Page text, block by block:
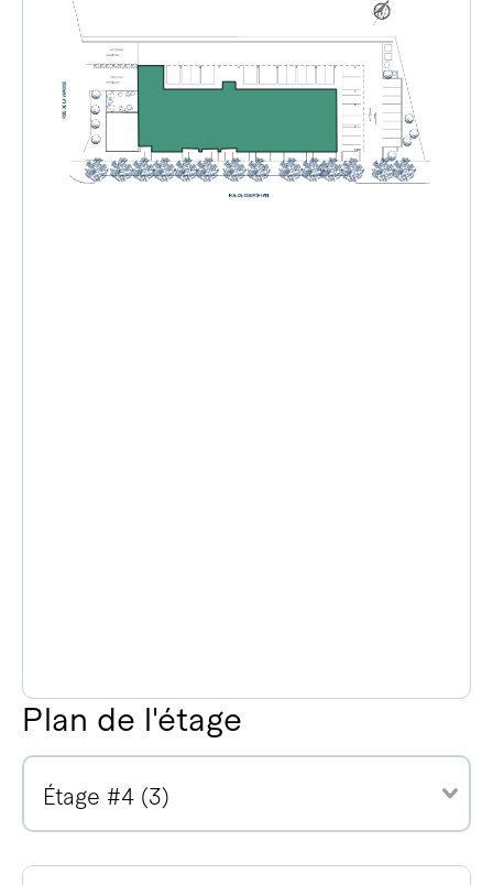
Plan de l'étage
Étage #4 (3)